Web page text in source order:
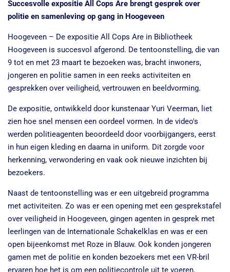
Succesvolle expositie All Cops Are brengt gesprek over
politie en samenleving op gang in Hoogeveen
Hoogeveen – De expositie All Cops Are in Bibliotheek
Hoogeveen is succesvol afgerond. De tentoonstelling, die van
9 tot en met 23 maart te bezoeken was, bracht inwoners,
jongeren en politie samen in een reeks activiteiten en
gesprekken over veiligheid, vertrouwen en beeldvorming.
De expositie, ontwikkeld door kunstenaar Yuri Veerman, liet
zien hoe snel mensen een oordeel vormen. In de video's
werden politieagenten beoordeeld door voorbijgangers, eerst
in hun eigen kleding en daarna in uniform. Dit zorgde voor
herkenning, verwondering en vaak ook nieuwe inzichten bij
bezoekers.
Naast de tentoonstelling was er een uitgebreid programma
met activiteiten. Zo was er een opening met een gesprekstafel
over veiligheid in Hoogeveen, gingen agenten in gesprek met
leerlingen van de Internationale Schakelklas en was er een
open bijeenkomst met Roze in Blauw. Ook konden jongeren
gamen met de politie en konden bezoekers met een VR-bril
ervaren hoe het is om een politiecontrole uit te voeren.